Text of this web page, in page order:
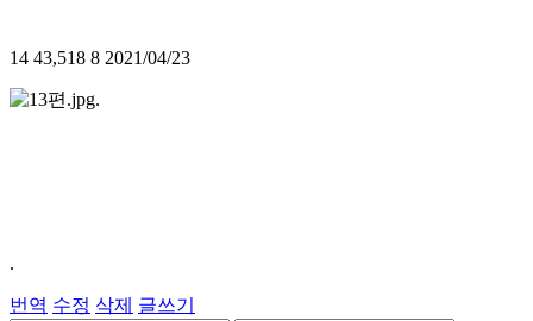
14 43,518 8 2021/04/23
.
.
번역 수정 삭제 글쓰기